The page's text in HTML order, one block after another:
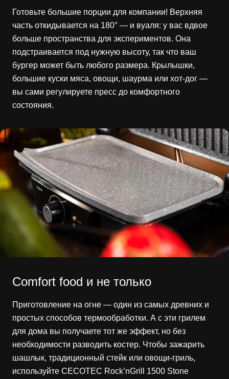
Готовьте большие порции для компании! Верхняя
часть откидывается на 180° — и вуаля: у вас вдвое
больше пространства для экспериментов. Она
подстраивается под нужную высоту, так что ваш
бургер может быть любого размера. Крылышки,
большие куски мяса, овощи, шаурма или хот-дог —
вы сами регулируете пресс до комфортного
состояния.
Comfort food и не только
Приготовление на огне — один из самых древних и
простых способов термообработки. А с эти грилем
для дома вы получаете тот же эффект, но без
необходимости разводить костер. Чтобы зажарить
шашлык, традиционный стейк или овощи-гриль,
используйте CECOTEC Rock’nGrill 1500 Stone